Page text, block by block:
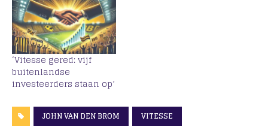
‘Vitesse gered: vijf
buitenlandse
investeerders staan op’
JOHN VAN DEN BROM VITESSE